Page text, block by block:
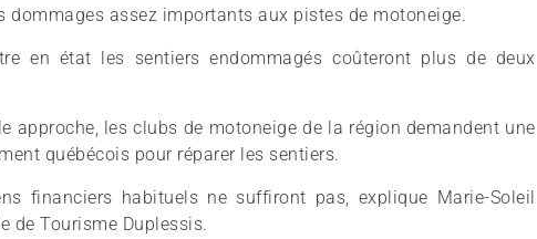
dommages assez importants aux pistes de motoneige.
en état les sentiers endommagés coûteront plus de deux
approche, les clubs de motoneige de la région demandent une
québécois pour réparer les sentiers.
financiers habituels ne suffiront pas, explique Marie-Soleil
de Tourisme Duplessis.